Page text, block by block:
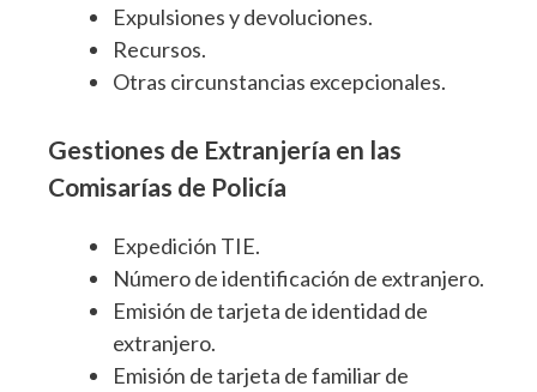
Expulsiones y devoluciones.
Recursos.
Otras circunstancias excepcionales.
Gestiones de Extranjería en las
Comisarías de Policía
Expedición TIE.
Número de identificación de extranjero.
Emisión de tarjeta de identidad de
extranjero.
Emisión de tarjeta de familiar de